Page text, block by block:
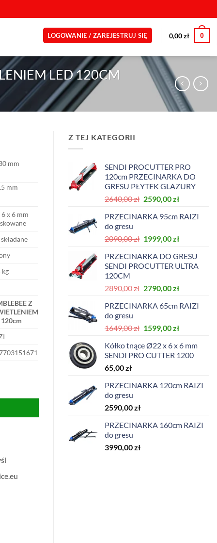
LOGOWANIE / ZAREJESTRUJ SIĘ 0,00zł 0
LED 120CM
mm
mm
x 6 mm
kg
Z
120cm
Z TEJ KATEGORII
SENDI PROCUTTER PRO
120cm PRZECINARKA DO
GRESU PŁYTEK GLAZURY
2640,00zł Pierwotna
wynosiła:
2590,00złAktualna
wynosi:
PRZECINARKA 95cm RAIZI
do gresu
2090,00zł Pierwotna
wynosiła:
2090,00 zł.
1999,00złAktualna
wynosi:
1999,00 zł.
PRZECINARKA DO GRESU
SENDI PROCUTTER ULTRA
120CM
2890,00zł Pierwotna
wynosiła:
2790,00złAktualna
wynosi:
PRZECINARKA 65cm RAIZI
do gresu
1649,00zł Pierwotna
wynosiła:
1649,00 zł.
1599,00złAktualna
wynosi:
1599,00 zł.
Kółko tnące Ø22 x 6 x 6 mm
SENDI PRO CUTTER 1200
65,00zł
PRZECINARKA 120cm RAIZI
do gresu
2590,00zł
PRZECINARKA 160cm RAIZI
do gresu
3990,00zł